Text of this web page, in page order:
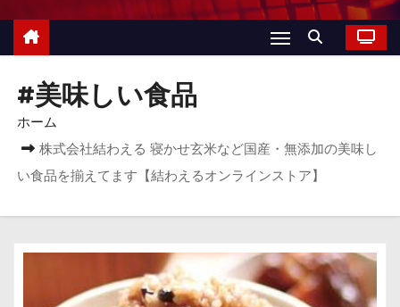
#美味しい食品
ホーム
株式会社結わえる 寝かせ玄米など国産・無添加の美味し
い食品を揃えてます【結わえるオンラインストア】